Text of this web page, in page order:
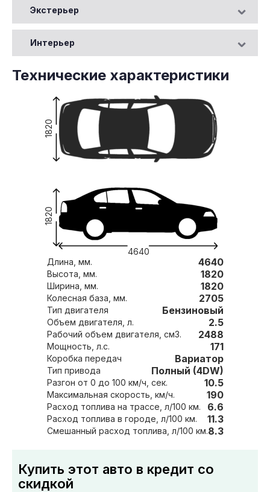
Экстерьер
Интерьер
Технические характеристики
4640
1820
1820
Длина, мм. 4640
Высота, мм. 1820
Ширина, мм. 1820
Колесная база, мм. 2705
Тип двигателя Бензиновый
Объем двигателя, л. 2.5
Рабочий объем двигателя, см3. 2488
Мощность, л.с. 171
Коробка передач Вариатор
Тип привода Полный (4DW)
Разгон от 0 до 100 км/ч, сек. 10.5
Максимальная скорость, км/ч. 190
Расход топлива на трассе, л/100 км. 6.6
Расход топлива в городе, л/100 км. 11.3
Смешанный расход топлива, л/100 км.8.3
Купить этот авто в кредит со
скидкой